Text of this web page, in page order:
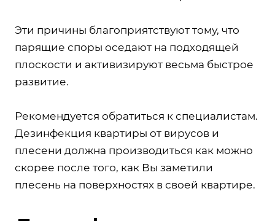
Эти причины благоприятствуют тому, что
парящие споры оседают на подходящей
плоскости и активизируют весьма быстрое
развитие.
Рекомендуется обратиться к специалистам.
Дезинфекция квартиры от вирусов и
плесени должна производиться как можно
скорее после того, как Вы заметили
плесень на поверхностях в своей квартире.